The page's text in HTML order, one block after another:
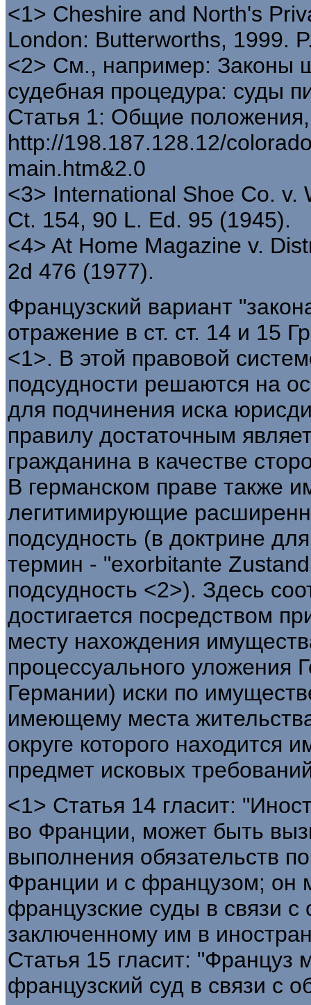
<1> Cheshire and North's
London: Butterworths, 1999.
<2> См., например: Законы
судебная процедура: суды
Статья 1: Общие
http://198.187.128.12/
main.htm&2.0
<3> International Shoe Co. v.
Ct. 154, 90 L. Ed. 95 (1945).
<4> At Home Magazine v.
2d 476 (1977).
Французский вариант
отражение в ст. ст. 14 и 15
<1>. В этой правовой
подсудности решаются на
для подчинения иска
правилу достаточным
гражданина в качестве
В германском праве также
легитимирующие
подсудность (в доктрине
термин - "exorbitante
подсудность <2>). Здесь
достигается посредством
месту нахождения
процессуального уложения
Германии) иски по
имеющему места
округе которого находится
предмет исковых
<1> Статья 14 гласит:
во Франции, может быть
выполнения обязательств
Франции и с французом; он
французские суды в связи с
заключенному им в
Статья 15 гласит: "Француз
французский суд в связи с